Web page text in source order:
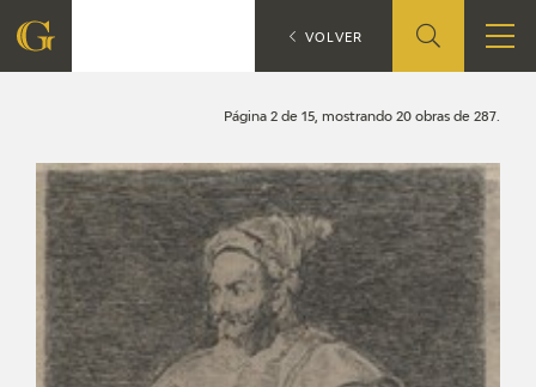
QUIENES SOMOS
CENTRO DE INVESTIGACIÓN Y DOCUMENTACIÓN
ACCIÓN CORPORATIVA
SEDE
Página 2 de 15, mostrando 20 obras de 287.
CATÁLOGO Búsqueda
VOLVER